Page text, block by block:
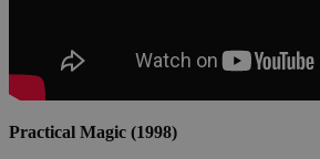
Practical Magic (1998)